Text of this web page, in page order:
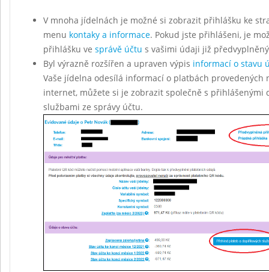
V mnoha jídelnách je možné si zobrazit přihlášku ke
menu kontaky a informace. Pokud jste přihlášeni, je
přihlášku ve správě účtu s vašimi údaji již
Byl výrazně rozšířen a upraven výpis informací o stavu
Vaše jídelna odesílá informací o platbách provedených
internet, můžete si je zobrazit společně s přihlášenými
službami ze správy účtu.